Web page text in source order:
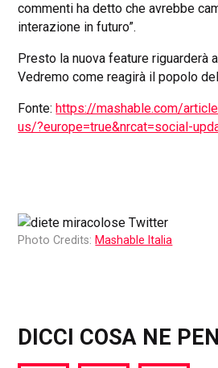
commenti ha detto che avrebbe
interazione in futuro”.
Presto la nuova feature riguarderà
Vedremo come reagirà il popolo
Fonte: https://mashable.com/
us/?europe=true&nrcat=social-
Photo Credits: Mashable Italia
DICCI COSA NE